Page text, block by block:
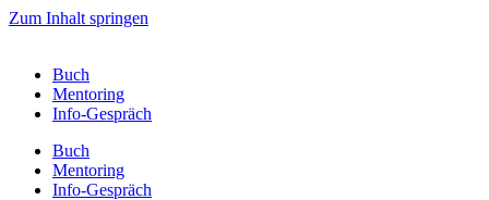
Zum Inhalt springen
Buch
Mentoring
Info-Gespräch
Buch
Mentoring
Info-Gespräch